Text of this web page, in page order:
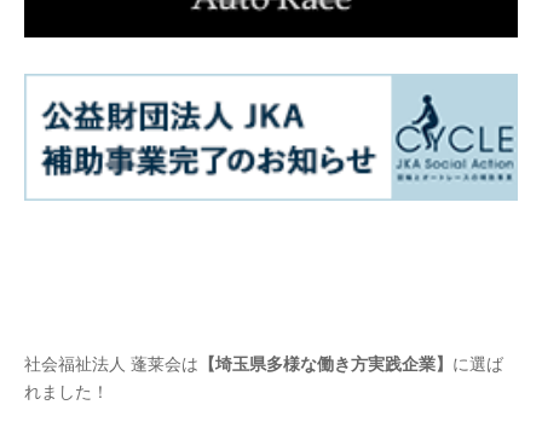
社会福祉法人 蓬莱会は 【埼玉県多様な働き方実践企業】 に選ば
れました！